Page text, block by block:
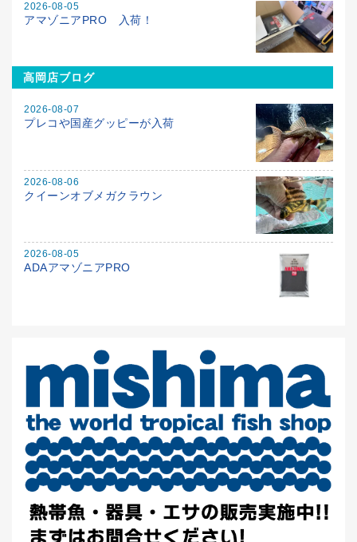
2026-08-05
アマゾニアPRO 入荷！
高岡店ブログ
2026-08-07
プレコや国産グッピーが入荷
2026-08-06
クイーンオブメガクラウン
2026-08-05
ADAアマゾニアPRO